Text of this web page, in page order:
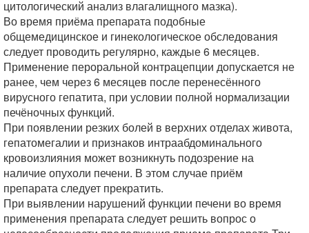
цитологический анализ влагалищного мазка).
Во время приёма препарата подобные
общемедицинское и гинекологическое обследования
следует проводить регулярно, каждые 6 месяцев.
Применение пероральной контрацепции допускается не
ранее, чем через 6 месяцев после перенесённого
вирусного гепатита, при условии полной нормализации
печёночных функций.
При появлении резких болей в верхних отделах живота,
гепатомегалии и признаков интраабдоминального
кровоизлияния может возникнуть подозрение на
наличие опухоли печени. В этом случае приём
препарата следует прекратить.
При выявлении нарушений функции печени во время
применения препарата следует решить вопрос о